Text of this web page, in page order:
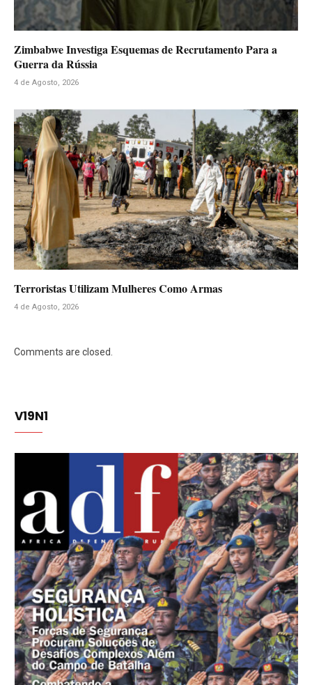
Zimbabwe Investiga Esquemas de Recrutamento Para a
Guerra da Rússia
4 de Agosto, 2026
Terroristas Utilizam Mulheres Como Armas
4 de Agosto, 2026
Comments are closed.
V19N1